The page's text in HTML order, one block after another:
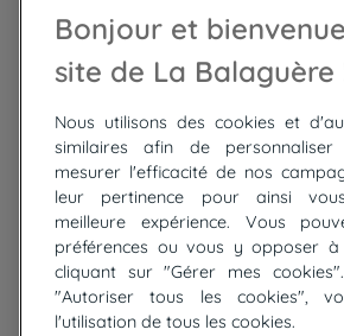
Trek Mauritanie
Trek
Top
circuits
Tour du lac de Constance à vélo
Cyclades : Amorgos et Naxos
Randonnée aux Bardenas Reales
De Collioure à Cadaquès à pied
Découverte des trésors de Madère
Rando Réunion en douceur
Bonjour et
site de La Balaguère
Nous utilisons des cookies et
similaires afin de
mesurer l'efficacité de nos
leur pertinence pour ainsi
meilleure expérience. Vous
préférences ou vous y opposer
cliquant sur "Gérer mes
"Autoriser tous les cookies",
l'utilisation de tous les cookies.